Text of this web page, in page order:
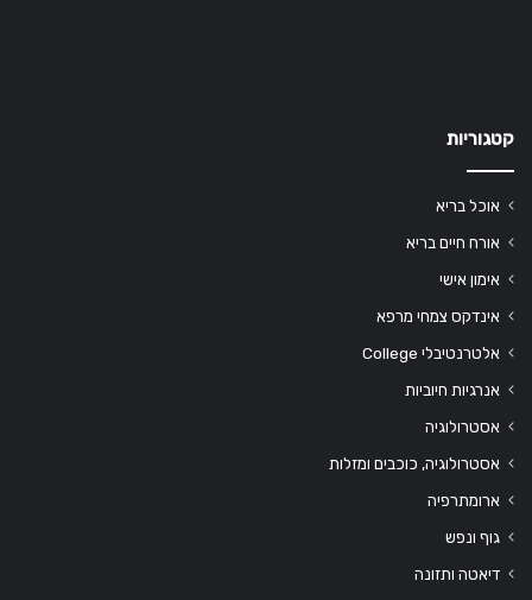
קטגוריות
אוכל בריא
אורח חיים בריא
אימון אישי
אינדקס צמחי מרפא
אלטרנטיבלי College
אנרגיות חיוביות
אסטרולוגיה
אסטרולוגיה, כוכבים ומזלות
ארומתרפיה
גוף ונפש
דיאטה ותזונה